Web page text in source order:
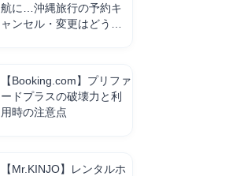
航に…沖縄旅行の予約キ
ャンセル・変更はどうす
【Booking.com】プリファ
ードプラスの破壊力と利
用時の注意点
【Mr.KINJO】レンタルホ